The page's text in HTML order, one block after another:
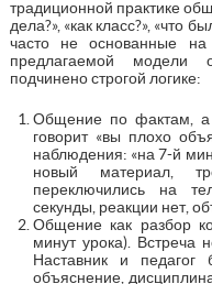
традиционной практике
дела?», «как класс?», «что
часто не основанные на
предлагаемой модели
подчинено строгой логике:
Общение по фактам, а
говорит «вы плохо
наблюдения: «на 7-й
новый материал,
переключились на
секунды, реакции нет,
Общение как разбор
минут урока). Встреча
Наставник и педагог
объяснение,